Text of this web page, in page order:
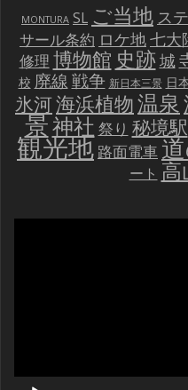
MONTURA SL ご当地 ス
サール条約 ロケ地七大
修理 博物館 史跡城
校 廃線戦争 新日本三景 日
氷河海浜植物温泉
景神社 祭り 秘境駅
観光地 路面電車
ート 高